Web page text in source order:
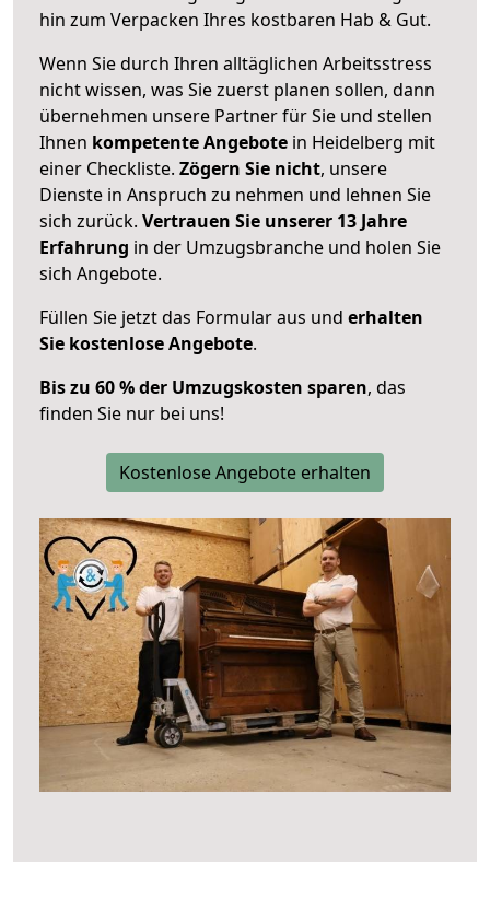
hin zum Verpacken Ihres kostbaren Hab & Gut.
Wenn Sie durch Ihren alltäglichen Arbeitsstress
nicht wissen, was Sie zuerst planen sollen, dann
übernehmen unsere Partner für Sie und stellen
Ihnen kompetente Angebote in Heidelberg mit
einer Checkliste. Zögern Sie nicht, unsere
Dienste in Anspruch zu nehmen und lehnen Sie
sich zurück. Vertrauen Sie unserer 13 Jahre
Erfahrung in der Umzugsbranche und holen Sie
sich Angebote.
Füllen Sie jetzt das Formular aus und erhalten
Sie kostenlose Angebote.
Bis zu 60 % der Umzugskosten sparen, das
finden Sie nur bei uns!
Kostenlose Angebote erhalten